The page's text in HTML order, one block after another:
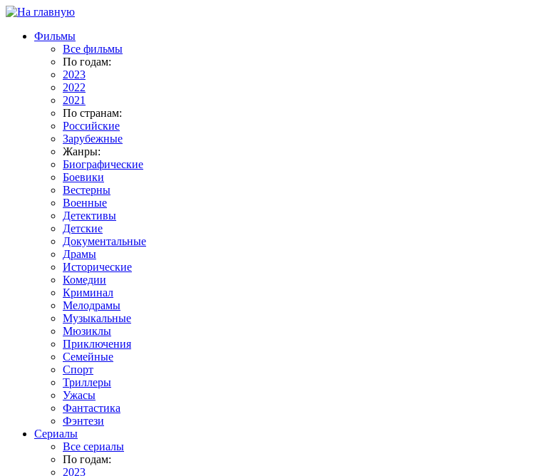
Фильмы
Все фильмы
По годам:
2023
2022
2021
По странам:
Российские
Зарубежные
Жанры:
Биографические
Боевики
Вестерны
Военные
Детективы
Детские
Документальные
Драмы
Исторические
Комедии
Криминал
Мелодрамы
Музыкальные
Мюзиклы
Приключения
Семейные
Спорт
Триллеры
Ужасы
Фантастика
Фэнтези
Сериалы
Все сериалы
По годам:
2023